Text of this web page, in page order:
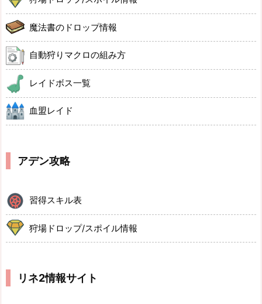
魔法書のドロップ情報
自動狩りマクロの組み方
レイドボス一覧
血盟レイド
アデン攻略
習得スキル表
狩場ドロップ/スポイル情報
リネ2情報サイト